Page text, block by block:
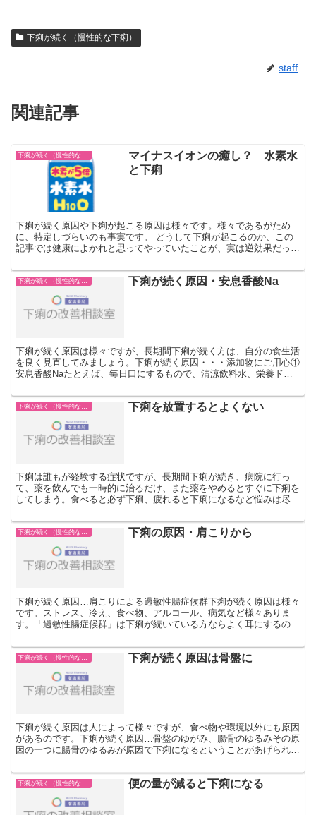
下痢が続く（慢性的な下痢）
staff
関連記事
下痢が続く（慢性的な下痢）
マイナスイオンの癒し？ 水素水
と下痢
下痢が続く原因や下痢が起こる原因は様々です。様々であるがため
に、特定しづらいのも事実です。 どうして下痢が起こるのか、この
記事では健康によかれと思ってやっていたことが、実は逆効果だった
下痢が続く（慢性的な下痢） 下痢が続く原因・安息香酸Na
下痢が続く原因は様々ですが、長期間下痢が続く方は、自分の食生活
を良く見直してみましょう。下痢が続く原因・・・添加物にご用心①
安息香酸Naたとえば、毎日口にするもので、清涼飲料水、栄養ドリ
下痢が続く（慢性的な下痢） 下痢を放置するとよくない
下痢は誰もが経験する症状ですが、長期間下痢が続き、病院に行っ
て、薬を飲んでも一時的に治るだけ、また薬をやめるとすぐに下痢を
してしまう。食べると必ず下痢、疲れると下痢になるなど悩みは尽き
下痢が続く（慢性的な下痢） 下痢の原因・肩こりから
下痢が続く原因…肩こりによる過敏性腸症候群下痢が続く原因は様々
です。ストレス、冷え、食べ物、アルコール、病気など様々ありま
す。「過敏性腸症候群」は下痢が続いている方ならよく耳にするので
下痢が続く（慢性的な下痢） 下痢が続く原因は骨盤に
下痢が続く原因は人によって様々ですが、食べ物や環境以外にも原因
があるのです。下痢が続く原因…骨盤のゆがみ、腸骨のゆるみその原
因の一つに腸骨のゆるみが原因で下痢になるということがあげられま
下痢が続く（慢性的な下痢） 便の量が減ると下痢になる